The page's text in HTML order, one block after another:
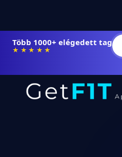
Több 1000+ elégedett tag
★★★★★